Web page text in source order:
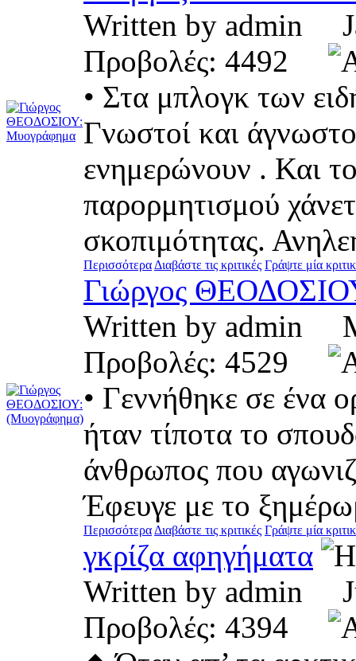
Written by admin
Προβολές: 4492
• Στα μπλογκ των
Γνωστοί και
ενημερώνουν . Και
παρορμητισμού
σκοπιμότητας.
ΠερισσότεραΔιαβάστε τις κριτικές Γράψτε μία
Γιώργος
Written by admin
Προβολές: 4529
• Γεννήθηκε σε ένα
ήταν τίποτα το
άνθρωπος που
Έφευγε με το
ΠερισσότεραΔιαβάστε τις κριτικές Γράψτε μία
γκρίζα αφηγήματα
Written by admin
Προβολές: 4394